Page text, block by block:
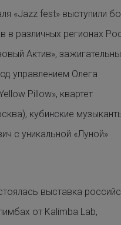
«Jazz fest» выступили
различных регионах
Актив»,
управлением Олега
Pillow», квартет
кубинские
с уникальной «Луной»
выставка
от Kalimba Lab,